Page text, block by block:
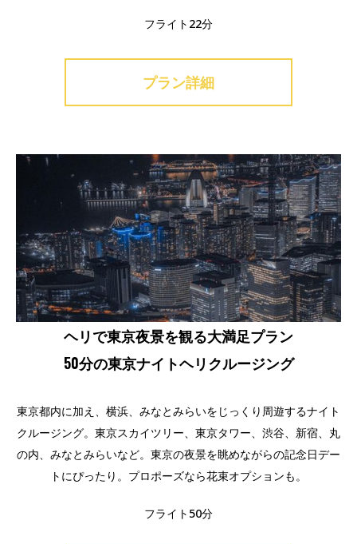
フライト22分
プラン詳細
ヘリで東京夜景を観る大満足プラン
50分の東京ナイトヘリクルージング
東京都内に加え、横浜、みなとみらいをじっくり周遊するナイト
クルージング。東京スカイツリー、東京タワー、渋谷、新宿、丸
の内、みなとみらいなど。東京の夜景を眺めながらの記念日デー
トにぴったり。プロポーズなら花束オプションも。
フライト50分